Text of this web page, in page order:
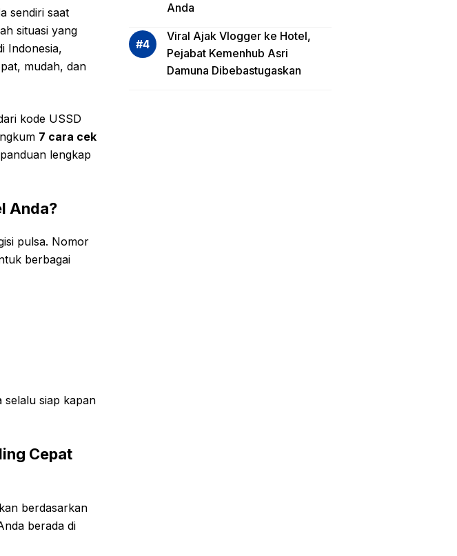
sendiri saat
situasi yang
Indonesia,
mudah, dan
kode USSD
7 cara cek
lengkap
Anda?
pulsa. Nomor
berbagai
selalu siap kapan
Cepat
berdasarkan
berada di
Anda
Viral Ajak Vlogger ke Hotel,
Pejabat Kemenhub Asri
Damuna Dibebastugaskan